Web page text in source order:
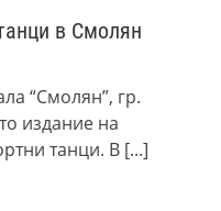
в Смолян
“Смолян”, гр.
издание на
танци. В [...]